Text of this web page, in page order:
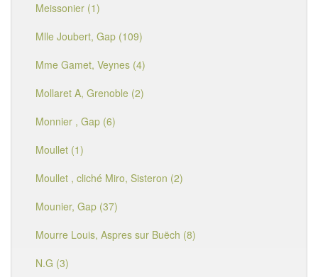
Meissonier (1)
Mlle Joubert, Gap (109)
Mme Gamet, Veynes (4)
Mollaret A, Grenoble (2)
Monnier , Gap (6)
Moullet (1)
Moullet , cliché Miro, Sisteron (2)
Mounier, Gap (37)
Mourre Louis, Aspres sur Buëch (8)
N.G (3)